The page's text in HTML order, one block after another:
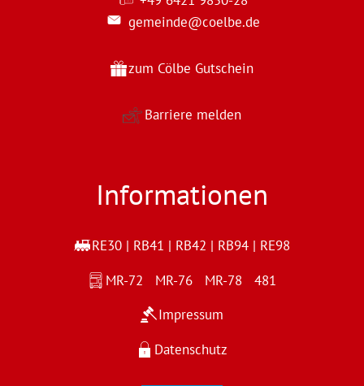
gemeinde@coelbe.de
zum Cölbe Gutschein
Barriere melden
Informationen
RE30 | RB41 | RB42 | RB94 | RE98
MR-72 MR-76 MR-78 481
Impressum
Datenschutz